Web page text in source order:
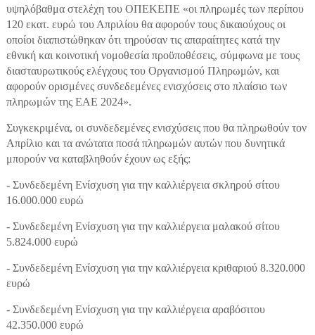
υψηλόβαθμα στελέχη του ΟΠΕΚΕΠΕ «οι πληρωμές των περίπου
120 εκατ. ευρώ του Απριλίου θα αφορούν τους δικαιούχους οι
οποίοι διαπιστώθηκαν ότι τηρούσαν τις απαραίτητες κατά την
εθνική και κοινοτική νομοθεσία προϋποθέσεις, σύμφωνα με τους
διασταυρωτικούς ελέγχους του Οργανισμού Πληρωμών, και
αφορούν ορισμένες συνδεδεμένες ενισχύσεις στο πλαίσιο των
πληρωμών της ΕΑΕ 2024».
Συγκεκριμένα, οι συνδεδεμένες ενισχύσεις που θα πληρωθούν τον
Απρίλιο και τα ανώτατα ποσά πληρωμών αυτών που δυνητικά
μπορούν να καταβληθούν έχουν ως εξής:
- Συνδεδεμένη Ενίσχυση για την καλλιέργεια σκληρού σίτου
16.000.000 ευρώ
- Συνδεδεμένη Ενίσχυση για την καλλιέργεια μαλακού σίτου
5.824.000 ευρώ
- Συνδεδεμένη Ενίσχυση για την καλλιέργεια κριθαριού 8.320.000
ευρώ
- Συνδεδεμένη Ενίσχυση για την καλλιέργεια αραβόσιτου
42.350.000 ευρώ